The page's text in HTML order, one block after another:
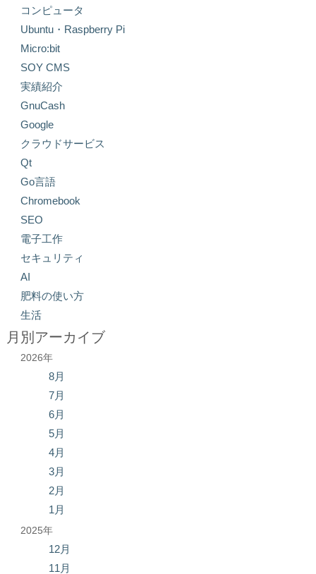
コンピュータ
Ubuntu・Raspberry Pi
Micro:bit
SOY CMS
実績紹介
GnuCash
Google
クラウドサービス
Qt
Go言語
Chromebook
SEO
電子工作
セキュリティ
AI
肥料の使い方
生活
月別アーカイブ
2026年
8月
7月
6月
5月
4月
3月
2月
1月
2025年
12月
11月